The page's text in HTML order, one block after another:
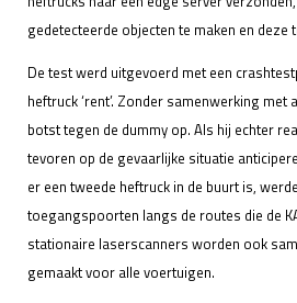
gedetecteerde objecten te maken en
De test werd uitgevoerd met een
heftruck ‘rent’. Zonder samenwerking
botst tegen de dummy op. Als hij echter
tevoren op de gevaarlijke situatie
er een tweede heftruck in de buurt is,
toegangspoorten langs de routes die de
stationaire laserscanners worden ook
gemaakt voor alle voertuigen.